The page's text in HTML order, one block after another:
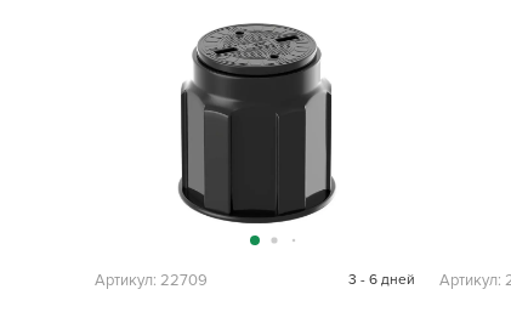
Артикул: 22709 3 - 6 дней Артикул: